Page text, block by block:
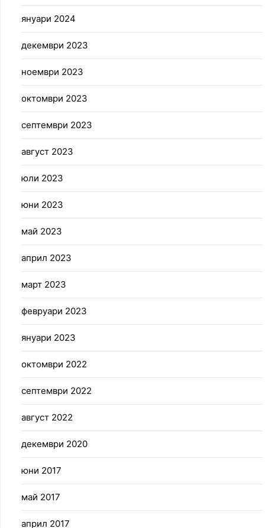
януари 2024
декември 2023
ноември 2023
октомври 2023
септември 2023
август 2023
юли 2023
юни 2023
май 2023
април 2023
март 2023
февруари 2023
януари 2023
октомври 2022
септември 2022
август 2022
декември 2020
юни 2017
май 2017
април 2017